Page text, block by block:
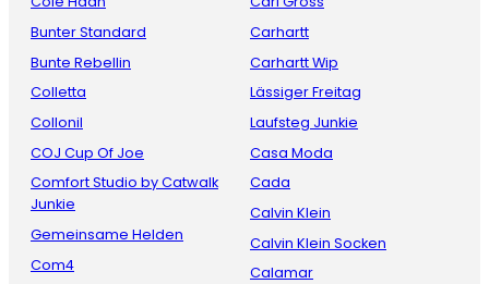
Bunter Standard
Bunte Rebellin
Colletta
Collonil
COJ Cup Of Joe
Comfort Studio by Catwalk
Junkie
Gemeinsame Helden
Com4
Carhartt
Carhartt Wip
Lässiger Freitag
Laufsteg Junkie
Casa Moda
Cada
Calvin Klein
Calvin Klein Socken
Calamar